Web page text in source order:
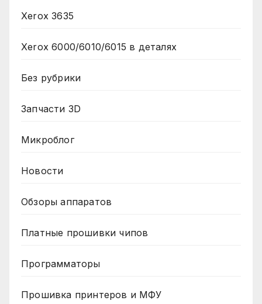
Xerox 3635
Xerox 6000/6010/6015 в деталях
Без рубрики
Запчасти 3D
Микроблог
Новости
Обзоры аппаратов
Платные прошивки чипов
Программаторы
Прошивка принтеров и МФУ